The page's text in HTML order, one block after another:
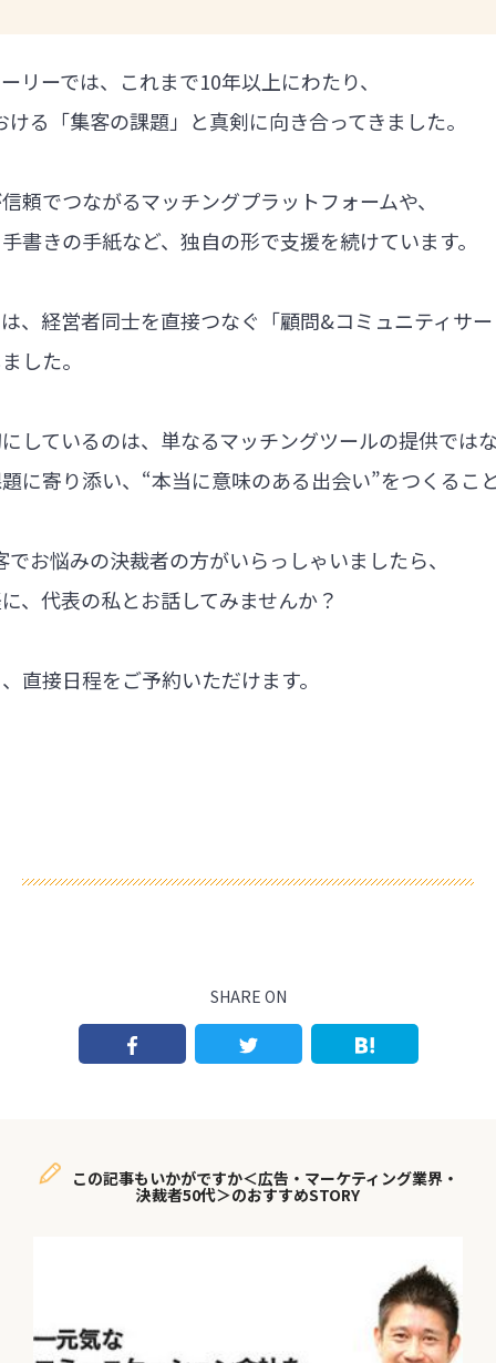
リーでは、これまで10年以上にわたり、
る「集客の課題」と真剣に向き合ってきました。
頼でつながるマッチングプラットフォームや、
書きの手紙など、独自の形で支援を続けています。
、経営者同士を直接つなぐ「顧問&コミュニティサ
した。
しているのは、単なるマッチングツールの提供では
に寄り添い、“本当に意味のある出会い”をつくるこ
お悩みの決裁者の方がいらっしゃいましたら、
、代表の私とお話してみませんか？
直接日程をご予約いただけます。
SHARE ON
この記事もいかがですか＜広告・マーケティング業界・
決裁者50代＞のおすすめSTORY